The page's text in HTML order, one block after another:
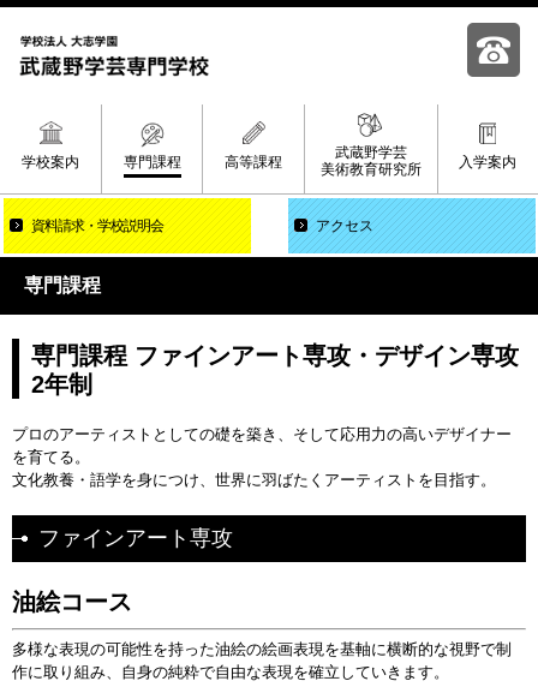
学校案内 専門課程 高等課程
武蔵野学芸
美術教育研究所
入学案内
資料請求 学校説明会 アクセス
専門課程
専門課程 ファインアート専攻・デザイン専攻
2年制
プロのアーティストとしての礎を築き、そして応用力の高いデザイナー
を育てる。
文化教養・語学を身につけ、世界に羽ばたくアーティストを目指す。
ファインアート専攻
油絵コース
多様な表現の可能性を持った油絵の絵画表現を基軸に横断的な視野で制
作に取り組み、自身の純粋で自由な表現を確立していきます。